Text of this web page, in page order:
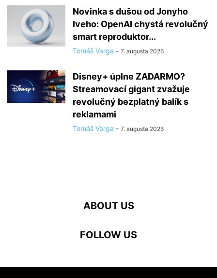
Novinka s dušou od Jonyho
Iveho: OpenAI chystá revolučný
smart reproduktor...
Tomáš Varga - 7. augusta 2026
Disney+ úplne ZADARMO?
Streamovací gigant zvažuje
revolučný bezplatný balík s
reklamami
Tomáš Varga - 7. augusta 2026
ABOUT US
FOLLOW US